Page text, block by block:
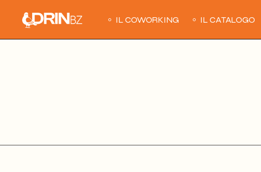
content
IL COWORKING IL CATALOGO